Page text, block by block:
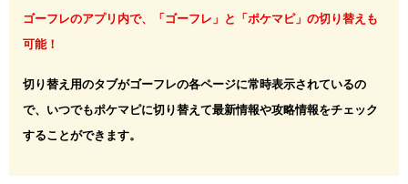
ゴーフレのアプリ内で、「ゴーフレ」と「ポケマピ」の切り替えも
可能！
切り替え用のタブがゴーフレの各ページに常時表示されているの
で、いつでもポケマピに切り替えて最新情報や攻略情報をチェック
することができます。